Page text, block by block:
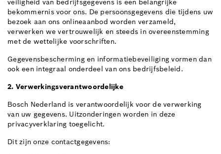
veiligheid van bedrijfsgegevens is een belangrijke
bekommernis voor ons. De persoonsgegevens die tijdens uw
bezoek aan ons onlineaanbod worden verzameld,
verwerken we vertrouwelijk en steeds in overeenstemming
met de wettelijke voorschriften.
Gegevensbescherming en informatiebeveiliging vormen dan
ook een integraal onderdeel van ons bedrijfsbeleid.
2. Verwerkingsverantwoordelijke
Bosch Nederland is verantwoordelijk voor de verwerking
van uw gegevens. Uitzonderingen worden in deze
privacyverklaring toegelicht.
Dit zijn onze contactgegevens: